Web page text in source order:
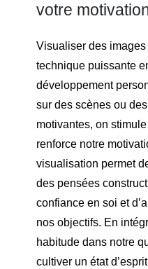
votre
Visualiser des
technique puissante
développement
sur des scènes ou
motivantes, on
renforce notre
visualisation permet
des pensées
confiance en soi et
nos objectifs. En
habitude dans notre
cultiver un état